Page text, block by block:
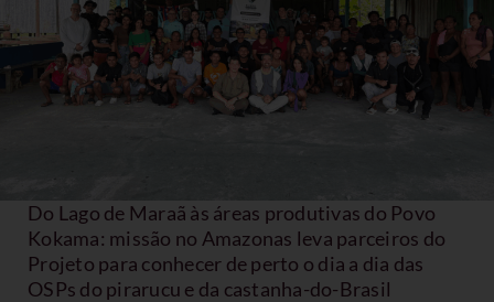
Do Lago de Maraã às áreas produtivas do Povo
Kokama: missão no Amazonas leva parceiros do
Projeto para conhecer de perto o dia a dia das
OSPs do pirarucu e da castanha-do-Brasil